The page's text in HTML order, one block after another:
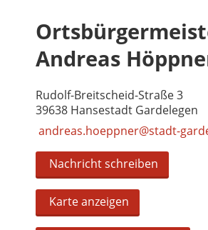
Andreas
Rudolf-Breitscheid-Straße 3
39638 Hansestadt Gardelegen
andreas.hoeppner@stadt-
Nachricht schreiben
Karte anzeigen